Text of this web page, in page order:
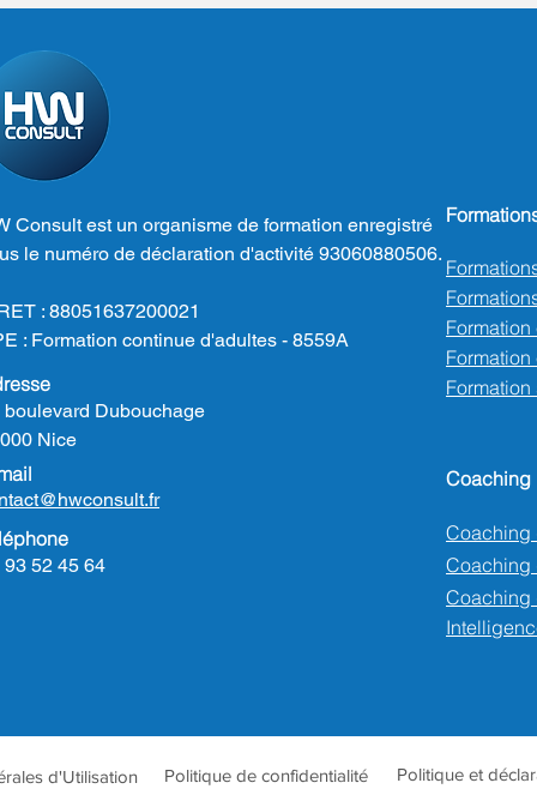
Consult est un organisme de formation enregistré
le numéro de déclaration d'activité 93060880506.
: 88051637200021
: Formation continue d'adultes - 8559A
boulevard Dubouchage
Nice
93 52 45 64
Coaching
Coaching
Coaching
d'Utilisation Politique de confidentialité Politique et